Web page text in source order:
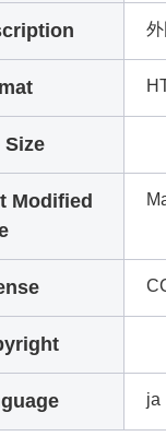
Size
Modified
ja